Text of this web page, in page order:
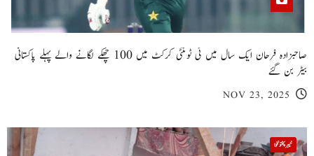
صاحبزادہ فرحان ایک سال میں ٹی ٹوئنٹی کرکٹ میں 100 چھکے لگانے والے پہلے پاکستانی
بیٹر بن گئے
NOV 23, 2025
خیبر پختونخوا